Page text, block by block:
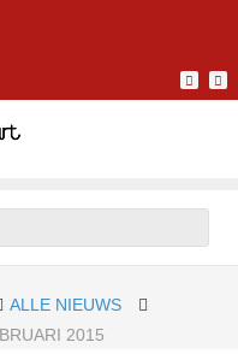
ALLE NIEUWS
2015